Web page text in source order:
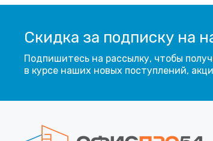
Скидка за подписку на
Подпишитесь на рассылку, чтобы
в курсе наших новых поступлений,